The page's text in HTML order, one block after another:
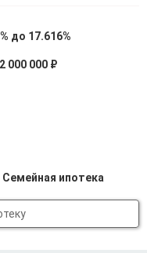
до 17.616%
000 000 ₽
Семейная ипотека